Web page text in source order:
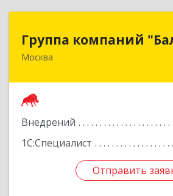
Группа компаний
Москва
Внедрений
1С:Специалист
Отправить
Группа компаний
127238, Москва г,
Отправить